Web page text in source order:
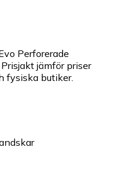
Perforerade
Prisjakt jämför priser
fysiska butiker.